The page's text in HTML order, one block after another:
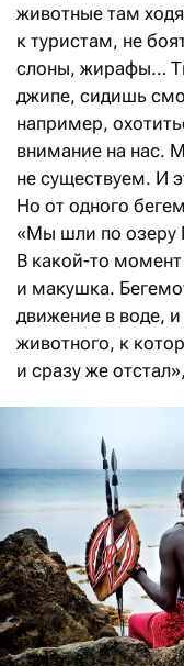
животные там
к туристам, не
слоны, жирафы…
джипе, сидишь
например,
внимание на нас.
не существуем. И
Но от одного
«Мы шли по озеру
В какой-то
и макушка.
движение в воде,
животного, к
и сразу же